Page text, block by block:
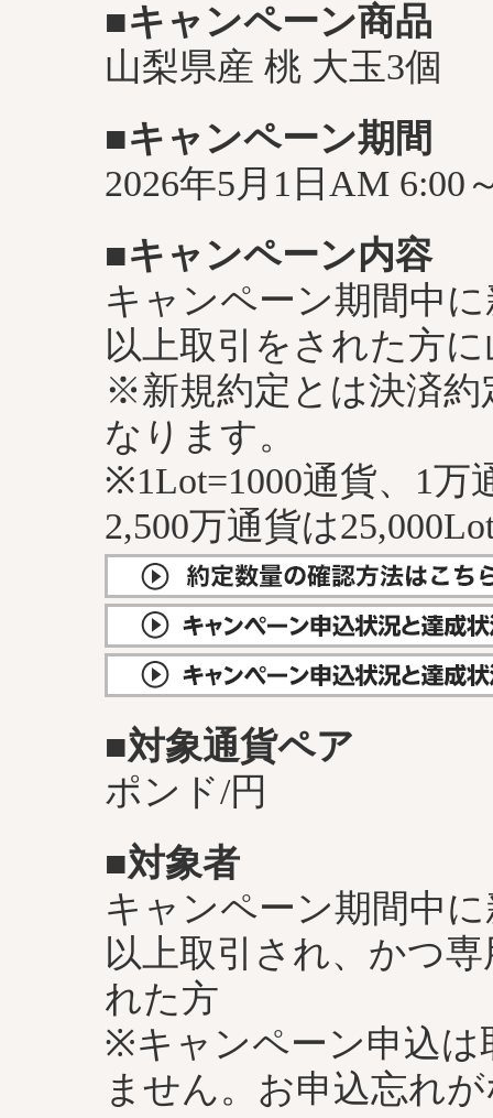
■キャンペーン商品
山梨県産 桃 大玉3個
■キャンペーン期間
2026年5月1日AM 6:00
■キャンペーン内容
キャンペーン期間中
以上取引をされた方
※新規約定とは決済約
なります。
※1Lot=1000通貨、1万
2,500万通貨は
■対象通貨ペア
ポンド/円
■対象者
キャンペーン期間中
以上取引され、かつ
れた方
※キャンペーン申込は
ません。お申込忘れ